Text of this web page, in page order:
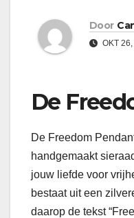
Door
OKT
De
De Freedom
handgemaakt
jouw liefde voor
bestaat uit een
daarop de tekst